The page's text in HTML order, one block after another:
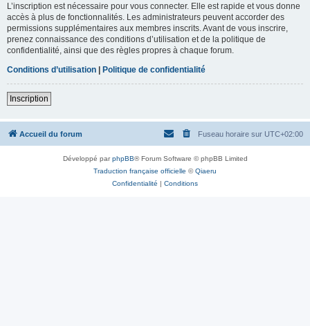
L’inscription est nécessaire pour vous connecter. Elle est rapide et vous donne
accès à plus de fonctionnalités. Les administrateurs peuvent accorder des
permissions supplémentaires aux membres inscrits. Avant de vous inscrire,
prenez connaissance des conditions d’utilisation et de la politique de
confidentialité, ainsi que des règles propres à chaque forum.
Conditions d’utilisation | Politique de confidentialité
Inscription
Accueil du forum Fuseau horaire sur UTC+02:00
Développé parphpBB® Forum Software © phpBB Limited
Traduction française officielle ©Qiaeru
Confidentialité | Conditions